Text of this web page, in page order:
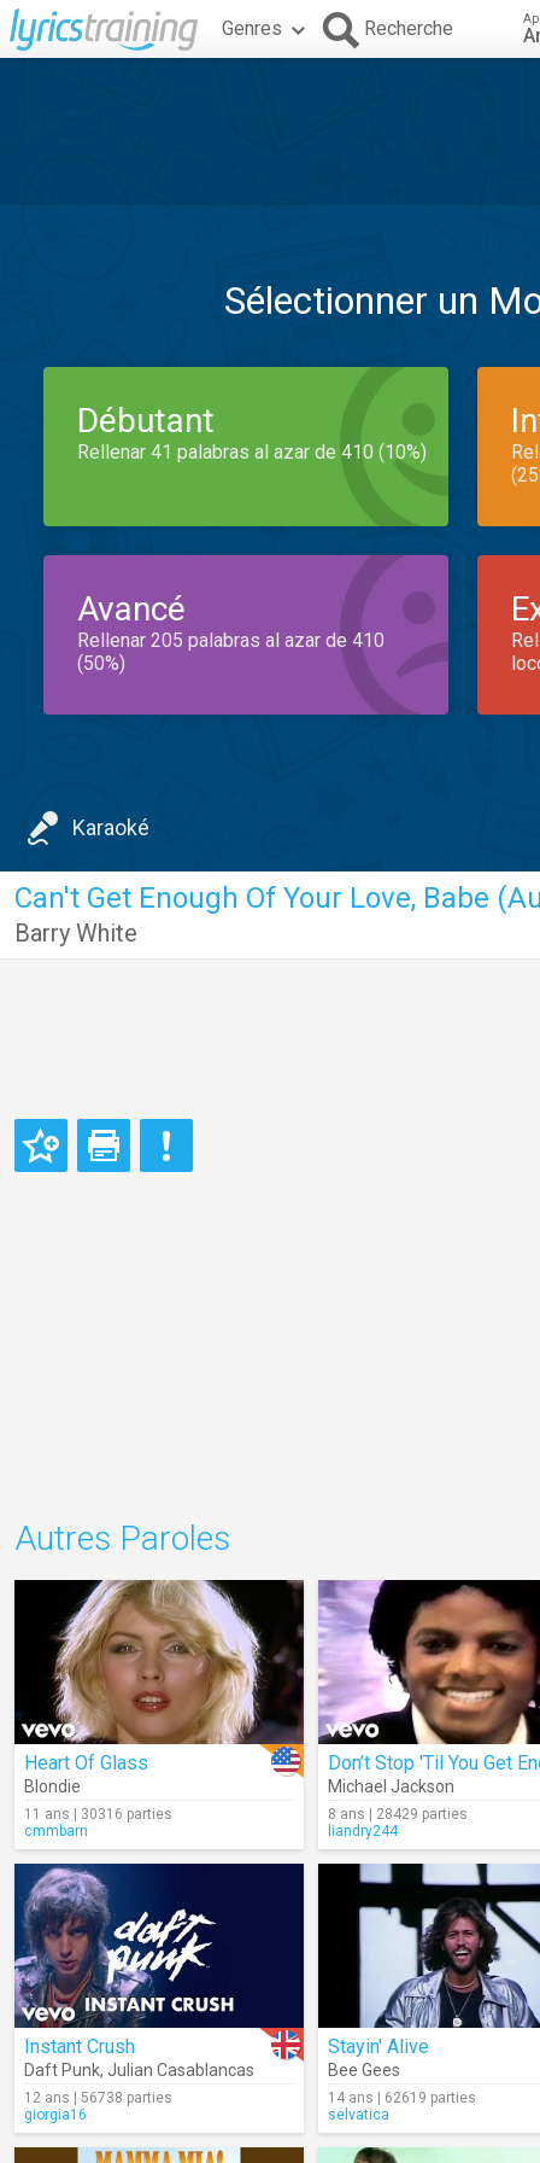
Genres Recherche
Sélectionner un
Débutant
Rellenar 41 palabras al azar de 410 (10%)
Avancé
Rellenar 205 palabras al azar de 410
(50%)
Karaoké
Can't Get Enough Of Your Love, Babe
Barry White
Autres Paroles
Heart Of Glass
Blondie
11 ans | 30316 parties
cmmbarn
Michael Jackson
8 ans | 28429 parties
liandry244
Instant Crush
Daft Punk, Julian Casablancas
12 ans | 56738 parties
giorgia16
Stayin' Alive
Bee Gees
14 ans | 62619 parties
selvatica